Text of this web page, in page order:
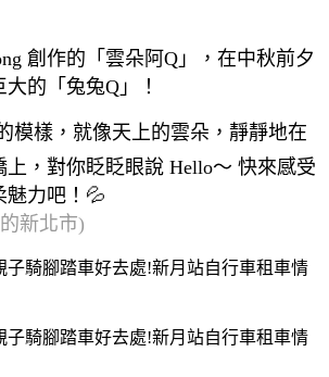
創作的「雲朵阿Q」，在中秋前夕
的「兔兔Q」！
模樣，就像天上的雲朵，靜靜地在
，對你眨眨眼說 Hello～ 快來感受
魅力吧！💦
新北市)